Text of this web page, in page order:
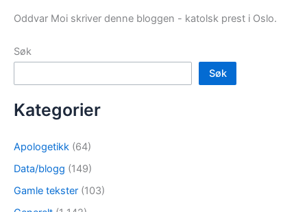
Oddvar Moi skriver denne bloggen - katolsk prest i Oslo.
Søk
Søk
Kategorier
Apologetikk (64)
Data/blogg (149)
Gamle tekster (103)